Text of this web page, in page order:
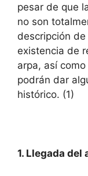
pesar de que
no son
descripción
existencia de
arpa, así
podrán dar
histórico. (1)
1. Llegada del